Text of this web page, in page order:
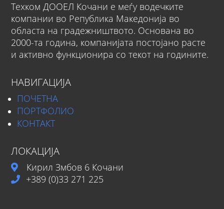
Техком ДООЕЛ Кочани е меѓу водечките
компании во Република Македонија во
областа на градежништвото. Основана во
2000-та година, компанијата постојано расте
и активно функционира со текот на годините.
НАВИГАЦИЈА
ПОЧЕТНА
ПОРТФОЛИО
КОНТАКТ
ЛОКАЦИЈА
Кирил Змбов 6 Кочани
+389 (0)33 271 225